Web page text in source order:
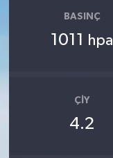
BASINÇ
1011 hpa
ÇIY
4.2